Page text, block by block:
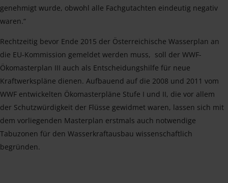
genehmigt wurde, obwohl alle Fachgutachten eindeutig negativ
waren.“
Rechtzeitig bevor Ende 2015 der Österreichische Wasserplan an
die EU-Kommission gemeldet werden muss, soll der WWF-
Ökomasterplan III auch als Entscheidungshilfe für neue
Kraftwerkspläne dienen. Aufbauend auf die 2008 und 2011 vom
WWF entwickelten Ökomasterpläne Stufe I und II, die vor allem
der Schutzwürdigkeit der Flüsse gewidmet waren, lassen sich mit
dem vorliegenden Masterplan erstmals auch notwendige
Tabuzonen für den Wasserkraftausbau wissenschaftlich
begründen.